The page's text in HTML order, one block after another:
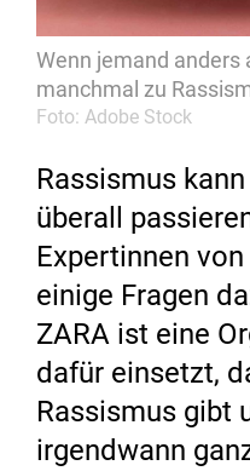
Wenn jemand anders
manchmal zu
Foto: Adobe Stock
Rassismus
überall
Expertinnen von
einige Fragen
ZARA ist eine
dafür einsetzt,
Rassismus gibt
irgendwann